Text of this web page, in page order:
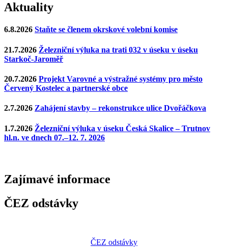
Aktuality
6.8.2026 Staňte se členem okrskové volební komise
21.7.2026 Železniční výluka na trati 032 v úseku v úseku
Starkoč-Jaroměř
20.7.2026 Projekt Varovné a výstražné systémy pro město
Červený Kostelec a partnerské obce
2.7.2026 Zahájení stavby – rekonstrukce ulice Dvořáčkova
1.7.2026 Železniční výluka v úseku Česká Skalice – Trutnov
hl.n. ve dnech 07.–12. 7. 2026
Zajímavé informace
ČEZ odstávky
ČEZ odstávky